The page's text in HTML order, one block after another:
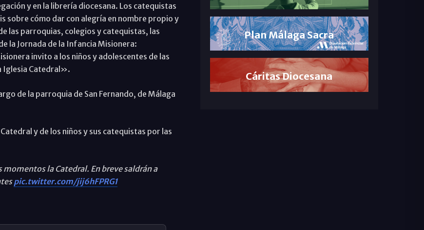
y en la librería diocesana. Los catequistas
sobre cómo dar con alegría en nombre propio y
las parroquias, colegios y catequistas, las
la Jornada de la Infancia Misionera:
invito a los niños y adolescentes de las
Iglesia Catedral».
de la parroquia de San Fernando, de Málaga
y de los niños y sus catequistas por las
la Catedral. En breve saldrán a
pic.twitter.com/jij6hFPRG1
Plan Málaga Sacra
Cáritas Diocesana